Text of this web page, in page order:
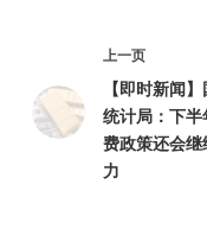
上一页
【即时新闻
统计局：下半
费政策还会继
力